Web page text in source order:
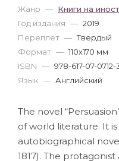
Жанр — Книги на
Год издания — 2019
Переплет — Твердый
Формат — 110x170 мм
ISBN — 978-617-07-0712-
Язык — Английский
The novel
of world literature. It
autobiographical
1817). The